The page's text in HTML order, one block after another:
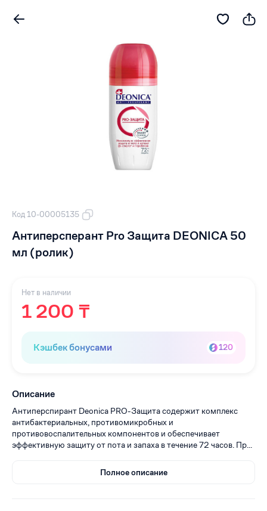
Код 10-00005135
Антиперсперант Pro Защита DEONICA 50
мл (ролик)
Нет в наличии
1 200 ₸
Кэшбек бонусами 120
Описание
Антиперспирант Deonica PRO-Защита содержит комплекс
антибактериальных, противомикробных и
противовоспалительных компонентов и обеспечивает
эффективную защиту от пота и запаха в течение 72 часов. Пр...
Полное описание